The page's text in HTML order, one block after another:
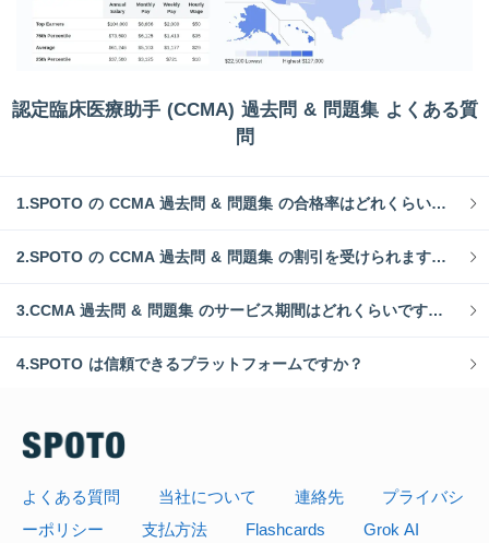
認定臨床医療助手 (CCMA) 過去問 & 問題集 よくある質
問
1.SPOTO の CCMA 過去問 & 問題集 の合格率はどれくらいですか？
2.SPOTO の CCMA 過去問 & 問題集 の割引を受けられますか？
3.CCMA 過去問 & 問題集 のサービス期間はどれくらいですか？
4.SPOTO は信頼できるプラットフォームですか？
よくある質問 当社について 連絡先
プライバシ
ーポリシー
支払方法 Flashcards Grok AI